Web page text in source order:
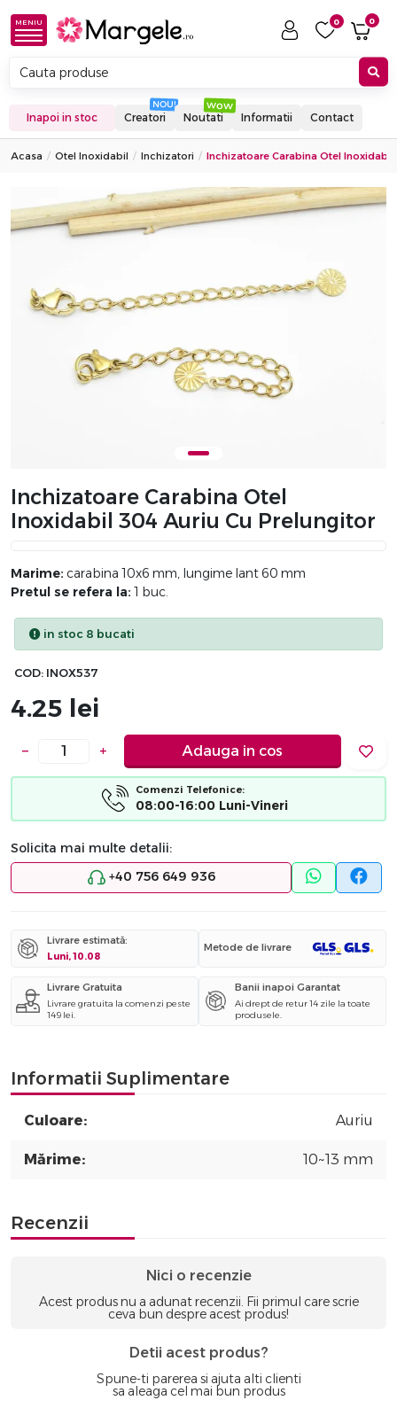
MENIU 0 0
Inapoi in stoc Creatori Noutati Informatii Contact
Acasa Otel Inoxidabil Inchizatori Inchizatoare Carabina Otel Inoxidabil
Inchizatoare Carabina Otel
Inoxidabil 304 Auriu Cu Prelungitor
Marime: carabina 10x6 mm, lungime lant 60 mm
Pretul se refera la: 1 buc.
in stoc 8 bucati
COD: INOX537
4.25 lei
− + Adauga in cos
Comenzi Telefonice:
08:00-16:00 Luni-Vineri
Solicita mai multe detalii:
+40 756 649 936
Livrare estimată:
Luni, 10.08
Metode de livrare
Livrare Gratuita
Livrare gratuita la comenzi peste
149 lei.
Banii inapoi Garantat
Ai drept de retur 14 zile la toate
produsele.
Informatii Suplimentare
Culoare: Auriu
Mărime: 10~13 mm
Recenzii
Nici o recenzie
Acest produs nu a adunat recenzii. Fii primul care scrie
ceva bun despre acest produs!
Detii acest produs?
Spune-ti parerea si ajuta alti clienti
sa aleaga cel mai bun produs